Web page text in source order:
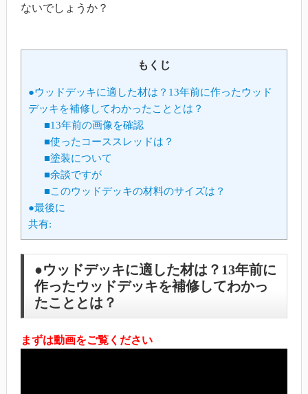
ないでしょうか？
もくじ
●ウッドデッキに適した材は？13年前に作ったウッド
デッキを補修してわかったこととは？
■13年前の画像を確認
■使ったコーススレッドは？
■塗装について
■余談ですが
■このウッドデッキの材料のサイズは？
●最後に
共有:
●ウッドデッキに適した材は？13年前に
作ったウッドデッキを補修してわかっ
たこととは？
まずは動画をご覧ください